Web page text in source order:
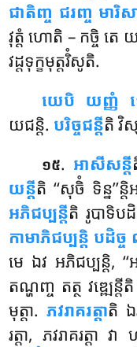
ជាតិញ្ច ជរញ្ច មារិស
វុត្តំ ហោតិ – កច្ចិ តេ
វដ្ដទុក្ខមុត្តរិំសូតិ.
យេបិ យញ្ញំ ទ
យជន្តិ. បរិច្ចជន្តីតិ វិស្
១៥. អាសីសន្តី
យន្តីតិ ‘‘សុចិំ ទិន្ន
អភិជប្បន្តីតិ រូបាទិប
កាមាភិជប្បន្តិ បដិច្ច
មេ ឯវ អភិជប្បន្តិ,
តណ្ហញ្ច តត្ថ វឌ្ឍេន្តី
មុត្តា. ភវរាគរត្តាតិ ឯ
រត្តា, ភវរាគរត្តា